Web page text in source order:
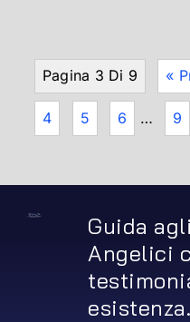
Pagina 3 Di 9 «
4 5 6 … 9
Guida
Angelici